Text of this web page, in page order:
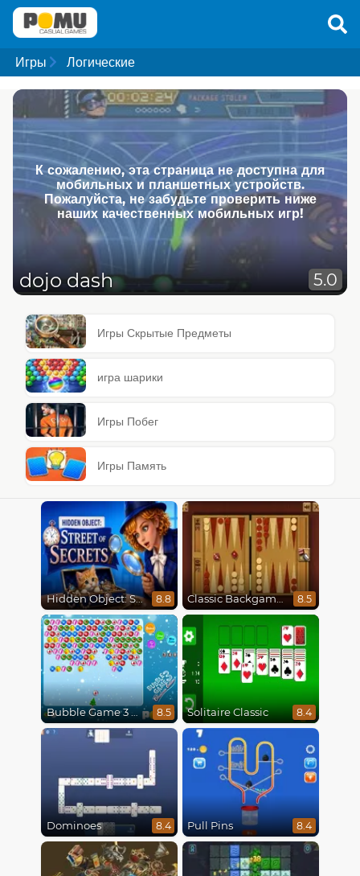
Игры Логические
К сожалению, эта страница не доступна для
мобильных и планшетных устройств.
Пожалуйста, не забудьте проверить ниже
наших качественных мобильных игр!
dojo dash 5.0
Игры Скрытые Предметы
игра шарики
Игры Побег
Игры Память
Hidden Object: Street Of Secrets 8.8 Classic Backgammon 8.5
Bubble Game 3 Christmas 8.5 Solitaire Classic 8.4
Dominoes 8.4 Pull Pins 8.4